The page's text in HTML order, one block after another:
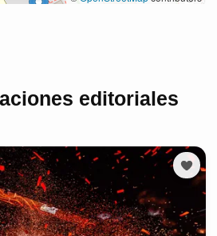
editoriales